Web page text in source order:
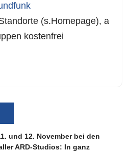
(s.Homepage), a
kostenfrei
und 12. November bei den
ARD-Studios: In ganz